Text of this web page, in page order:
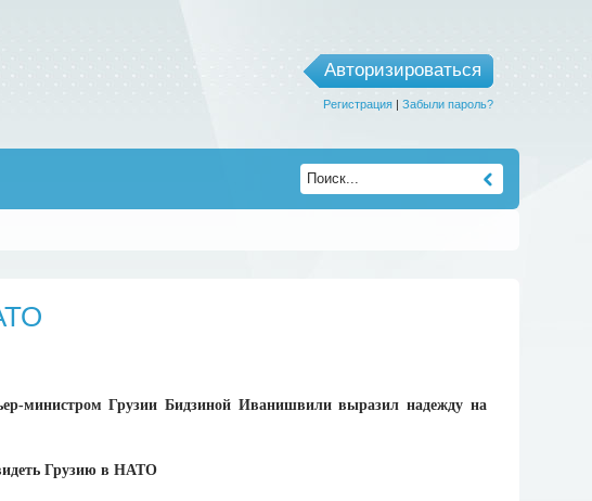
Авторизироваться
Регистрация| Забыли пароль?
министром Грузии Бидзиной Иванишвили выразил надежду на